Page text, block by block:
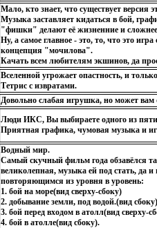
Мало, кто знает, что существует версия
Музыка заставляет кидаться в бой,
"фишки" делают её жизненние и
Ну, а самое главное - это, то, что это
концепция "мочилова".
Качать всем любителям экшинов, да
Вселенной угрожает опастность, и
Тетрис с извратами.
Довольно слабая игрушка, но может вам
Люди ИКС, Вы выбираете одного из пяти
Приятная графика, чумовая музыка и
Водный мир.
Самый скучный фильм года обзавёлся
великолепная, музыка ей под стать, да
повторяющимся из уровня в уровень:
1. бой на море(вид сверху-сбоку)
2. добывание земли, под водой.(вид сбоку)
3. бой перед входом в атолл(вид сверху-
4. бой в атолле(вид сбоку).